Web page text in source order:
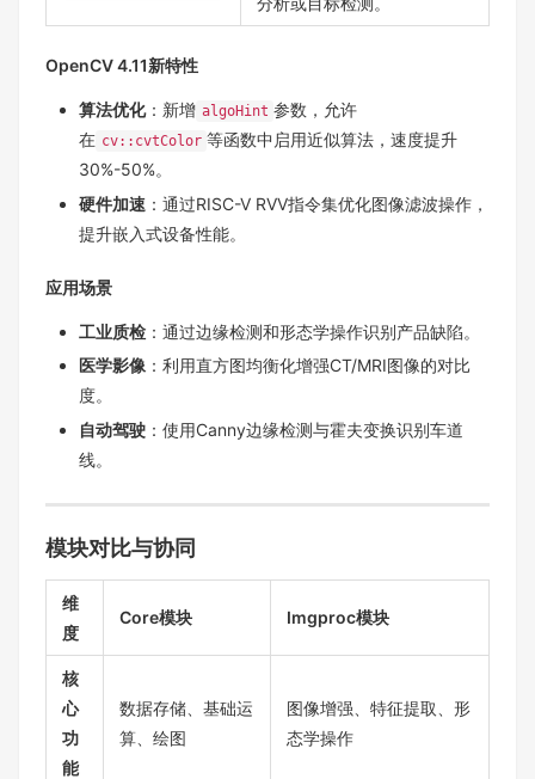
OpenCV 4.11新特性
算法优化：新增 algoHint 参数，允许
在 cv::cvtColor 等函数中启用近似算法，速度提升
30%-50%。
硬件加速 ：通过RISC-V RVV指令集优化图像滤波操作，
提升嵌入式设备性能。
应用场景
工业质检 ：通过边缘检测和形态学操作识别产品缺陷。
医学影像 ：利用直方图均衡化增强CT/MRI图像的对比
度。
自动驾驶 ：使用Canny边缘检测与霍夫变换识别车道
线。
模块对比与协同
维
度
Core模块 Imgproc模块
核
心
功
能
数据存储、基础运
算、绘图
图像增强、特征提取、形
态学操作